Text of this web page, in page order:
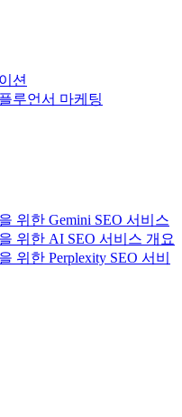
션
루언서 마케팅
위한 Gemini SEO 서비스
위한 AI SEO 서비스 개요
위한 Perplexity SEO 서비